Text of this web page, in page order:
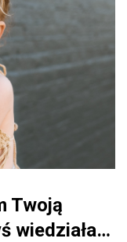
Twoją
wiedziała…